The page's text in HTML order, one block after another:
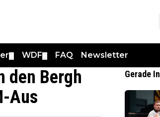
WDF FAQ Newsletter
den Bergh
Aus
Gerade In